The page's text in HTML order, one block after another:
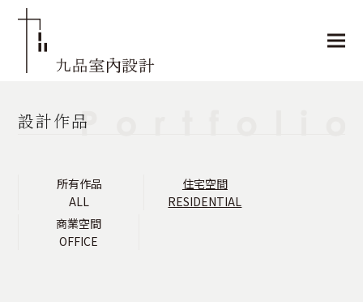
設計作品
所有作品
ALL
住宅空間
RESIDENTIAL
商業空間
OFFICE